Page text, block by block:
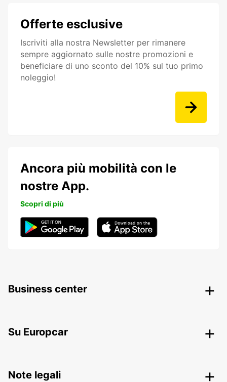
Offerte esclusive
Iscriviti alla nostra Newsletter per rimanere
sempre aggiornato sulle nostre promozioni e
beneficiare di uno sconto del 10% sul tuo primo
noleggio!
Ancora più mobilità con le
nostre App.
Scopri di più
Business center
Su Europcar
Note legali